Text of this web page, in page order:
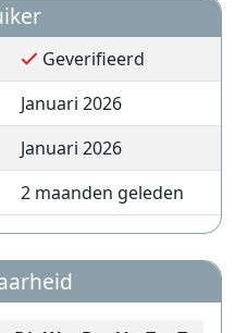
Geverifieerd
Januari 2026
Januari 2026
2 maanden geleden